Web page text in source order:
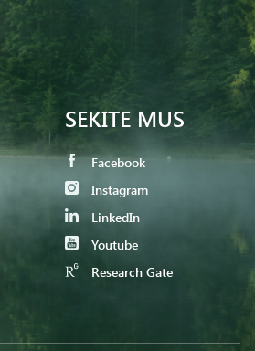
SEKITE MUS
Facebook
Instagram
LinkedIn
Youtube
Research Gate